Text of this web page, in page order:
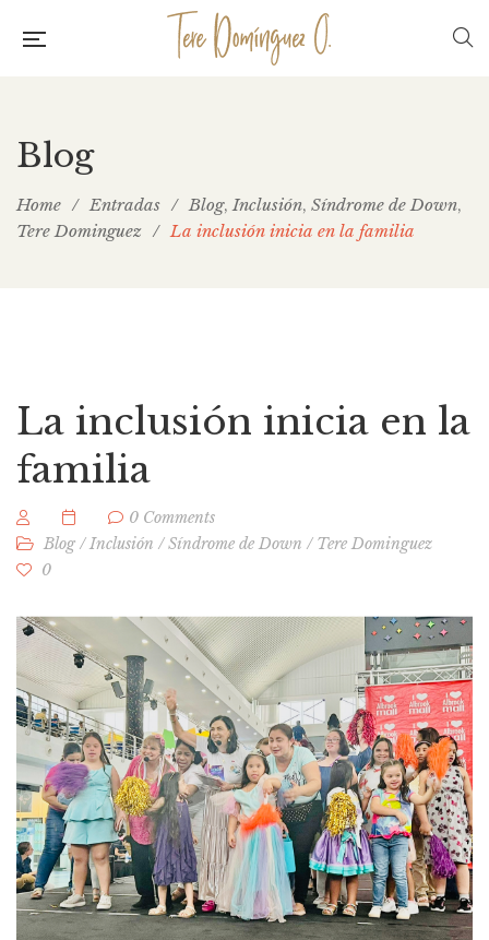
Blog
Home / Entradas / Blog,Inclusión, Síndrome de Down,
Tere Dominguez / La inclusión inicia en la familia
La inclusión inicia en la
familia
0 Comments
Blog /Inclusión /Síndrome de Down / Tere Dominguez
0